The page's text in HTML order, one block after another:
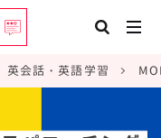
英会話・英語学習